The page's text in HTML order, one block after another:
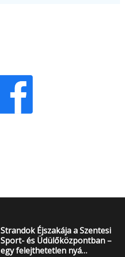
Strandok Éjszakája a Szentesi
Sport- és Üdülőközpontban –
egy felejthetetlen nyá…